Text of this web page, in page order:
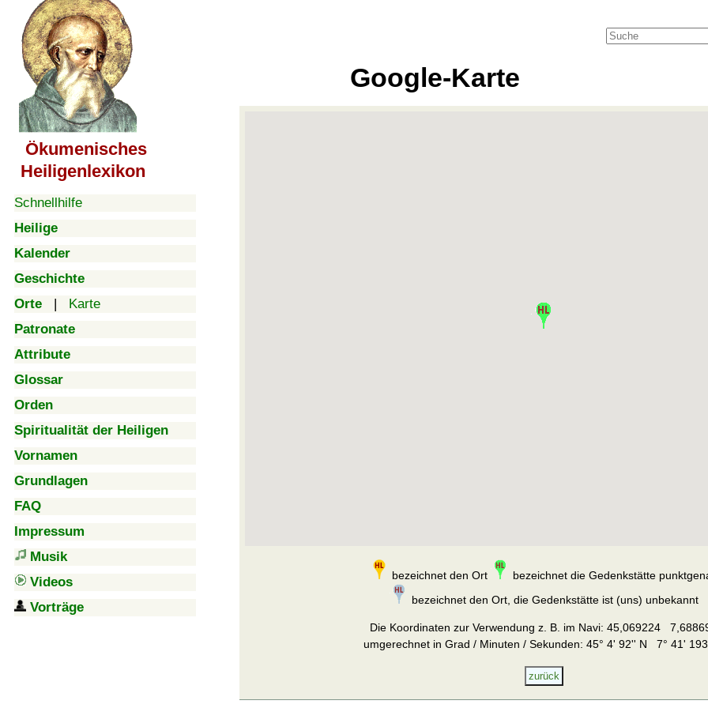
Ökumenisches
Heiligenlexikon
Schnellhilfe
Heilige
Kalender
Geschichte
Orte | Karte
Patronate
Attribute
Glossar
Orden
Spiritualität der Heiligen
Vornamen
Grundlagen
FAQ
Impressum
Musik
Videos
Vorträge
Google-Karte
bezeichnet den Ort
bezeichnet die Gedenkstätte
bezeichnet den Ort, die Gedenkstätte ist (uns) unbekannt
Die Koordinaten zur Verwendung z. B. im Navi: 45,069224
umgerechnet in Grad / Minuten / Sekunden: 45° 4' 92'' N 7° 41'